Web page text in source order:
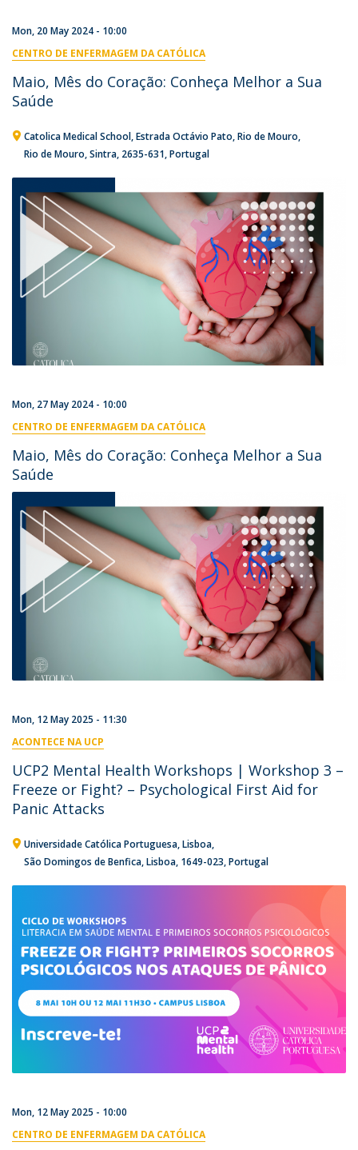
Mon, 20 May 2024 - 10:00
CENTRO DE ENFERMAGEM DA CATÓLICA
Maio, Mês do Coração: Conheça Melhor a Sua
Saúde
Catolica Medical School Estrada Octávio Pato Rio de Mouro
Rio de Mouro, Sintra 2635-631 Portugal
Mon, 27 May 2024 - 10:00
CENTRO DE ENFERMAGEM DA CATÓLICA
Maio, Mês do Coração: Conheça Melhor a Sua
Saúde
Mon, 12 May 2025 - 11:30
ACONTECE NA UCP
UCP2 Mental Health Workshops | Workshop 3 –
Freeze or Fight? – Psychological First Aid for
Panic Attacks
Universidade Católica Portuguesa Lisboa
São Domingos de Benfica, Lisboa 1649-023 Portugal
Mon, 12 May 2025 - 10:00
CENTRO DE ENFERMAGEM DA CATÓLICA